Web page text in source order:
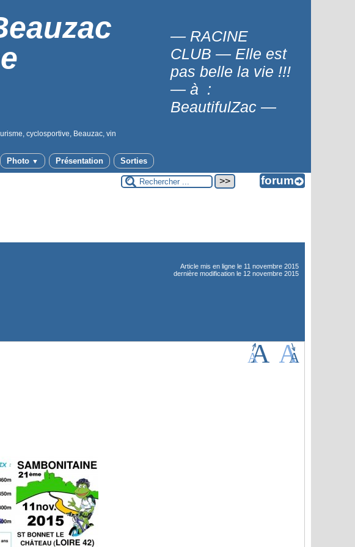
— RACINE
CLUB — Elle est
pas belle la vie !!!
— à :
BeautifulZac —
cyclosportive, Beauzac, vin
Photo ▼ Présentation Sorties
Article mis en ligne le 11 novembre 2015
dernière modification le 12 novembre 2015